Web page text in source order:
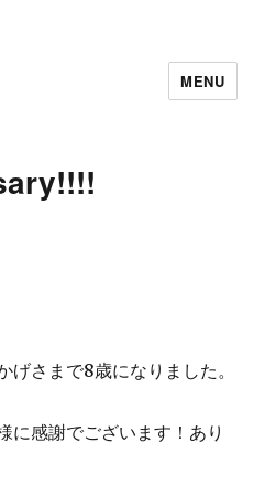
MENU
さまで8歳になりました。
に感謝でございます！あり